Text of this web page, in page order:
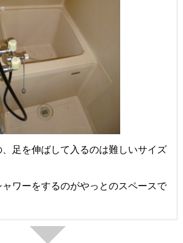
足を伸ばして入るのは難しいサイズ
ワーをするのがやっとのスペースで